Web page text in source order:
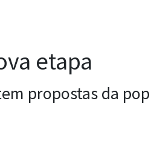
etapa
propostas da